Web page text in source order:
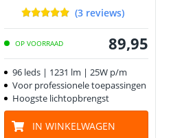
(3 reviews)
OP VOORRAAD 89,95
96 leds | 1231 lm | 25W p/m
Voor professionele toepassingen
Hoogste lichtopbrengst
IN WINKELWAGEN